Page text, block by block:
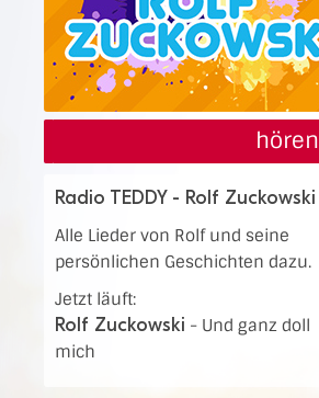
hören
Radio TEDDY - Rolf Zuckowski
Alle Lieder von Rolf und seine
persönlichen Geschichten dazu.
Jetzt läuft:
Rolf Zuckowski - Und ganz doll
mich